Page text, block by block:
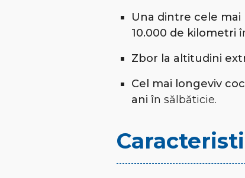
Una dintre cele
10.000 de kilometri
Zbor la altitudini
Cel mai longeviv
ani în sălbăticie.